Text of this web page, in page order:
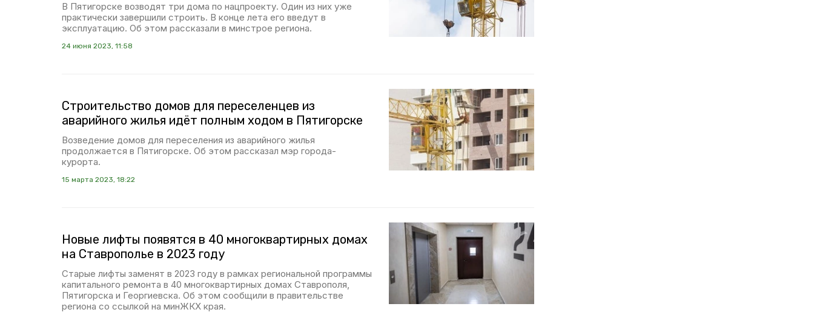
В Пятигорске возводят три дома по нацпроекту. Один из них уже
практически завершили строить. В конце лета его введут в
эксплуатацию. Об этом рассказали в минстрое региона.
24 июня 2023, 11:58
Строительство домов для переселенцев из
аварийного жилья идёт полным ходом в Пятигорске
Возведение домов для переселения из аварийного жилья
продолжается в Пятигорске. Об этом рассказал мэр города-
курорта.
15 марта 2023, 18:22
Новые лифты появятся в 40 многоквартирных домах
на Ставрополье в 2023 году
Старые лифты заменят в 2023 году в рамках региональной программы
капитального ремонта в 40 многоквартирных домах Ставрополя,
Пятигорска и Георгиевска. Об этом сообщили в правительстве
региона со ссылкой на минЖКХ края.